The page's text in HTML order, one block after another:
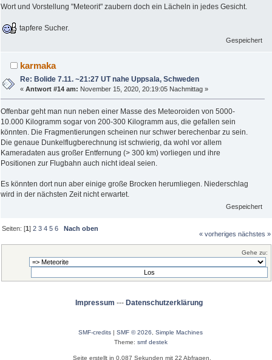
Wort und Vorstellung "Meteorit" zaubern doch ein Lächeln in jedes Gesicht.
tapfere Sucher.
Gespeichert
karmaka
Re: Bolide 7.11. ~21:27 UT nahe Uppsala, Schweden
«Antwort #14 am: November 15, 2020, 20:19:05 Nachmittag »
Offenbar geht man nun neben einer Masse des Meteoroiden von 5000-
10.000 Kilogramm sogar von 200-300 Kilogramm aus, die gefallen sein
könnten. Die Fragmentierungen scheinen nur schwer berechenbar zu sein.
Die genaue Dunkelflugberechnung ist schwierig, da wohl vor allem
Kameradaten aus großer Entfernung (> 300 km) vorliegen und ihre
Positionen zur Flugbahn auch nicht ideal seien.
Es könnten dort nun aber einige große Brocken herumliegen. Niederschlag
wird in der nächsten Zeit nicht erwartet.
Gespeichert
Seiten: [1]2 3 4 5 6 Nach oben
« vorheriges nächstes »
Gehe zu:
Impressum --- Datenschutzerklärung
SMF-credits | SMF © 2026
Simple Machines
Theme: smf destek
Seite erstellt in 0.087 Sekunden mit 22 Abfragen.